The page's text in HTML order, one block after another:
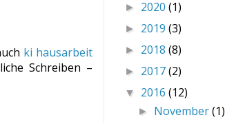
ki hausarbeit
Schreiben –
► 2020 (1)
► 2019 (3)
► 2018 (8)
► 2017(2)
▼ 2016 (12)
► November(1)